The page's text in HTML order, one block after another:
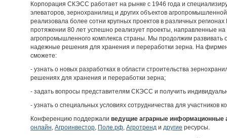
Корпорация СКЭСС работает на рынке с 1946 года и
элеваторов, зернохранилищ и других объектов
реализовала более сотни крупных проектов в различных
протяжении 80 лет успешно реализует проекты, направленные
агропромышленного комплекса страны. Мы продолжим развивать
надежные решения для хранения и переработки зерна. На
сможете:
- узнать о новых разработках в области строительства
решениях для хранения и переработки зерна;
- задать вопросы представителям СКЭСС и получить
- узнать о специальных условиях сотрудничества для участников
Конференцию поддержали ведущие аграрные информационные
онлайн, Агроинвестор, Поле.рф, Агротренд и другие ресурсы.